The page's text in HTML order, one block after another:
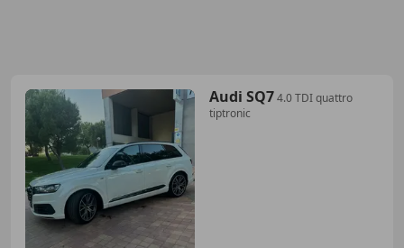
Audi SQ74.0 TDI quattro
tiptronic